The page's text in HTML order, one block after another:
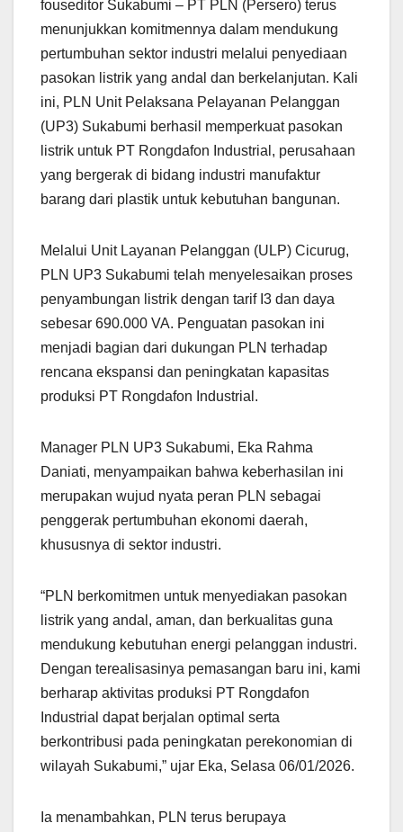
e
b
o
o
k
o
d
o
n
s
A
p
p
a
g
e
e
n
g
er
e
fouseditor Sukabumi – PT PLN (Persero) terus
menunjukkan komitmennya dalam mendukung
pertumbuhan sektor industri melalui penyediaan
pasokan listrik yang andal dan berkelanjutan. Kali
ini, PLN Unit Pelaksana Pelayanan Pelanggan
(UP3) Sukabumi berhasil memperkuat pasokan
listrik untuk PT Rongdafon Industrial, perusahaan
yang bergerak di bidang industri manufaktur
barang dari plastik untuk kebutuhan bangunan.
Melalui Unit Layanan Pelanggan (ULP) Cicurug,
PLN UP3 Sukabumi telah menyelesaikan proses
penyambungan listrik dengan tarif I3 dan daya
sebesar 690.000 VA. Penguatan pasokan ini
menjadi bagian dari dukungan PLN terhadap
rencana ekspansi dan peningkatan kapasitas
produksi PT Rongdafon Industrial.
Manager PLN UP3 Sukabumi, Eka Rahma
Daniati, menyampaikan bahwa keberhasilan ini
merupakan wujud nyata peran PLN sebagai
penggerak pertumbuhan ekonomi daerah,
khususnya di sektor industri.
“PLN berkomitmen untuk menyediakan pasokan
listrik yang andal, aman, dan berkualitas guna
mendukung kebutuhan energi pelanggan industri.
Dengan terealisasinya pemasangan baru ini, kami
berharap aktivitas produksi PT Rongdafon
Industrial dapat berjalan optimal serta
berkontribusi pada peningkatan perekonomian di
wilayah Sukabumi,” ujar Eka, Selasa 06/01/2026.
Ia menambahkan, PLN terus berupaya